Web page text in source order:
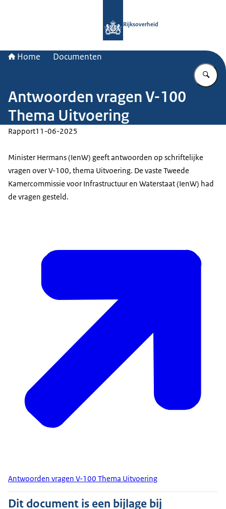
Rijksoverheid
Home Documenten
Antwoorden vragen V-100
Thema Uitvoering
Rapport11-06-2025
Minister Hermans (IenW) geeft antwoorden op schriftelijke
vragen over V-100, thema Uitvoering. De vaste Tweede
Kamercommissie voor Infrastructuur en Waterstaat (IenW) had
de vragen gesteld.
Antwoorden vragen V-100 Thema Uitvoering
Dit document is een bijlage bij